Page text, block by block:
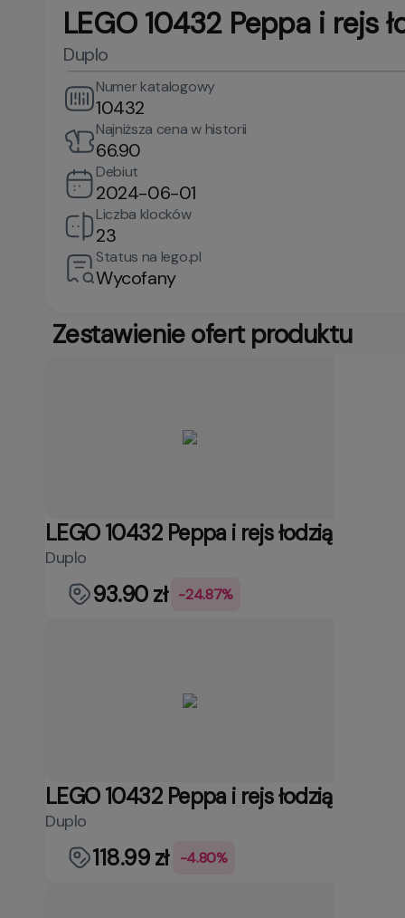
LEGO 10432 Peppa i rejs
Duplo
Numer katalogowy
10432
Najniższa cena w historii
66.90
Debiut
2024-06-01
Liczba klocków
23
Status na lego.pl
Wycofany
Zestawienie ofert produktu
LEGO 10432 Peppa i rejs łodzią
Duplo
93.90 zł -24.87%
LEGO 10432 Peppa i rejs łodzią
Duplo
118.99 zł -4.80%